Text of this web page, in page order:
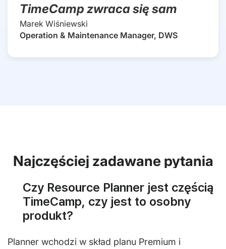
TimeCamp zwraca się sam
Marek Wiśniewski
Operation & Maintenance Manager, DWS
Najczęściej zadawane pytania
Czy Resource Planner jest częścią
TimeCamp, czy jest to osobny
produkt?
Planner wchodzi w skład planu Premium i